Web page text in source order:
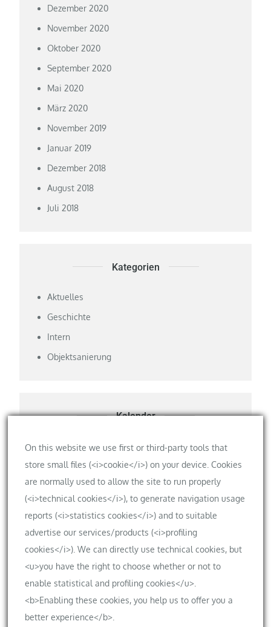
Dezember 2020
November 2020
Oktober 2020
September 2020
Mai 2020
März 2020
November 2019
Januar 2019
Dezember 2018
August 2018
Juli 2018
Kategorien
Aktuelles
Geschichte
Intern
Objektsanierung
Kalender
Privater Kalender der Bauherren
Meta
Anmelden
Eintrags-Feed
Kommentar-Feed
On this website we use first or third-party tools that
store small files (<i>cookie</i>) on your device. Cookies
are normally used to allow the site to run properly
(<i>technical cookies</i>), to generate navigation usage
reports (<i>statistics cookies</i>) and to suitable
advertise our services/products (<i>profiling
cookies</i>). We can directly use technical cookies, but
<u>you have the right to choose whether or not to
enable statistical and profiling cookies</u>.
<b>Enabling these cookies, you help us to offer you a
better experience</b>.